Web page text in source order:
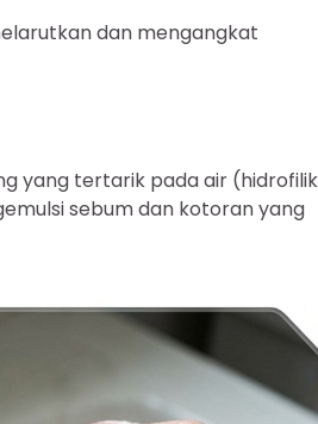
dan mengangkat
yang tertarik pada air
sebum dan kotoran yang